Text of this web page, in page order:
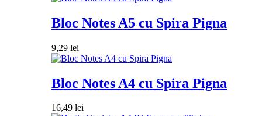
Bloc Notes A5 cu Spira Pigna
9,29 lei
Bloc Notes A4 cu Spira Pigna
16,49 lei